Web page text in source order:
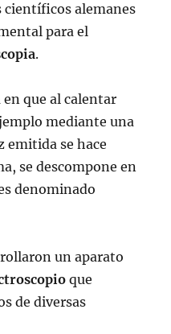
científicos alemanes
para el
.
en que al calentar
mediante una
emitida se hace
se descompone en
denominado
un aparato
que
de diversas